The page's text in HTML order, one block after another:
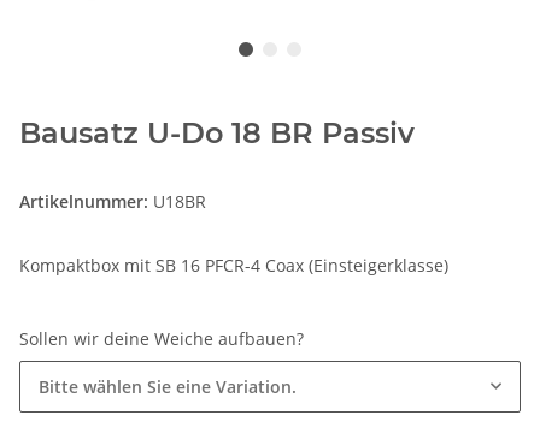
Bausatz U-Do 18 BR Passiv
Artikelnummer: U18BR
Kompaktbox mit SB 16 PFCR-4 Coax (Einsteigerklasse)
Sollen wir deine Weiche aufbauen?
Bitte wählen Sie eine Variation.